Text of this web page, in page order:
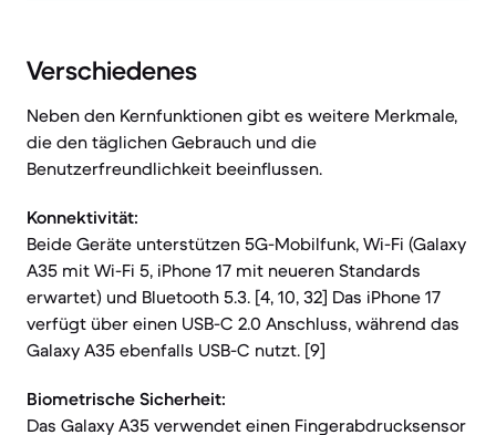
Verschiedenes
Neben den Kernfunktionen gibt es weitere Merkmale,
die den täglichen Gebrauch und die
Benutzerfreundlichkeit beeinflussen.
Konnektivität:
Beide Geräte unterstützen 5G-Mobilfunk, Wi-Fi (Galaxy
A35 mit Wi-Fi 5, iPhone 17 mit neueren Standards
erwartet) und Bluetooth 5.3. [4, 10, 32] Das iPhone 17
verfügt über einen USB-C 2.0 Anschluss, während das
Galaxy A35 ebenfalls USB-C nutzt. [9]
Biometrische Sicherheit:
Das Galaxy A35 verwendet einen Fingerabdrucksensor